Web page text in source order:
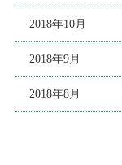
2018年10月
2018年9月
2018年8月